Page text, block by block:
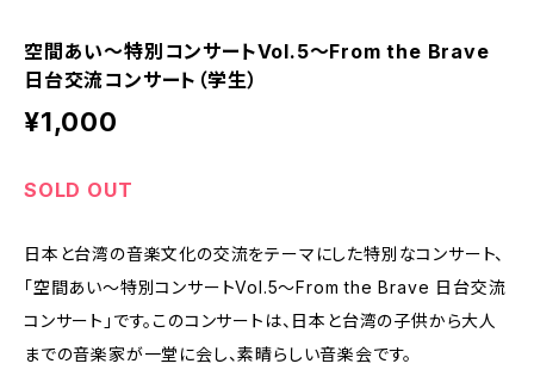
空間あい～特別コンサートVol.5～From the Brave
日台交流コンサート（学生）
¥1,000
SOLD OUT
日本と台湾の音楽文化の交流をテーマにした特別なコンサート、
「空間あい～特別コンサートVol.5～From the Brave 日台交流
コンサート」です。このコンサートは、日本と台湾の子供から大人
までの音楽家が一堂に会し、素晴らしい音楽会です。